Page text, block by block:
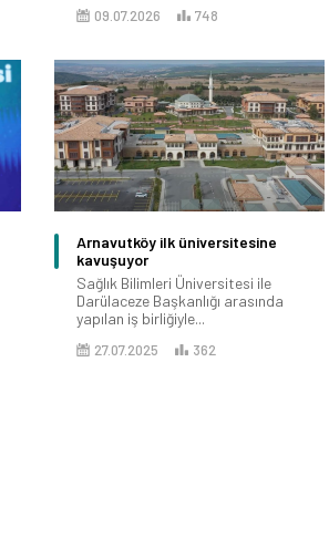
09.07.2026 748
Arnavutköy ilk üniversitesine
kavuşuyor
Sağlık Bilimleri Üniversitesi ile
Darülaceze Başkanlığı arasında
yapılan iş birliğiyle...
27.07.2025 362